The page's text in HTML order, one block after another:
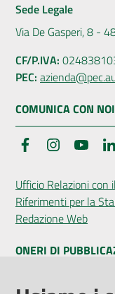
Sede Legale
Via De Gasperi, 8 -
CF/P.IVA:
PEC:
COMUNICA CON NOI
FacebookInstagram
Ufficio Relazioni con
Riferimenti per la
Redazione Web
ONERI DI
Amministrazione